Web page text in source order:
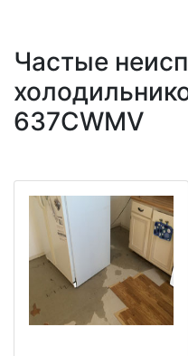
Частые
637CWMV